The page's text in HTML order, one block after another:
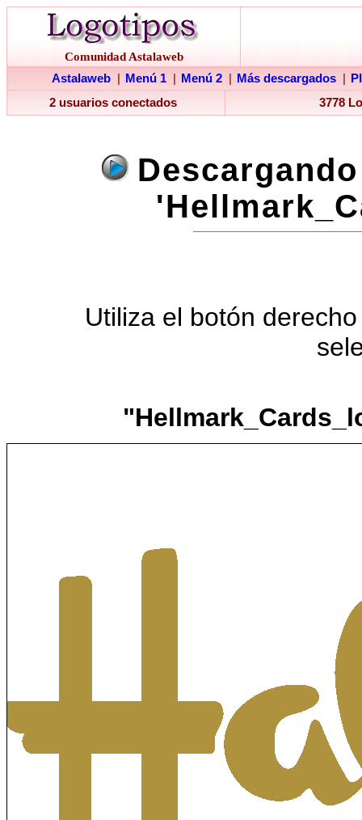
Comunidad Astalaweb
Astalaweb
Menú 1 Menú 2 Más descargados
2 usuarios conectados
3778
Utiliza el botón